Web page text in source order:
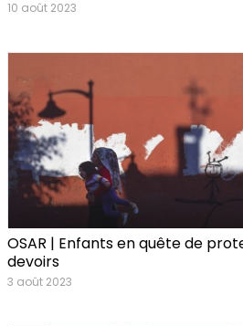
10 août 2023
OSAR | Enfants en quête de
devoirs
3 août 2023